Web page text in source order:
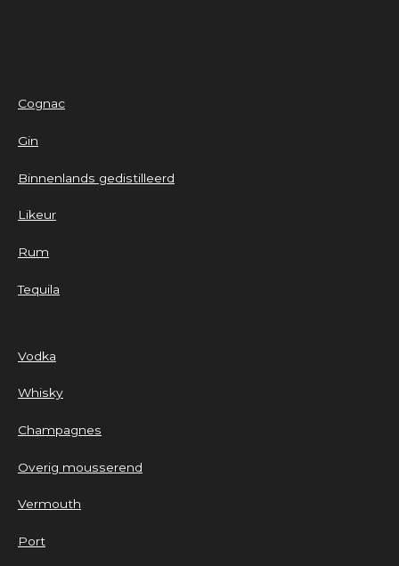
Cognac
Gin
Binnenlands gedistilleerd
Likeur
Rum
Tequila
Vodka
Whisky
Champagnes
Overig mousserend
Vermouth
Port